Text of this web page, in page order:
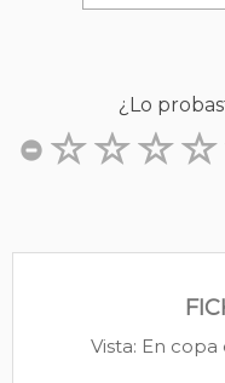
¿Lo
Vista: En